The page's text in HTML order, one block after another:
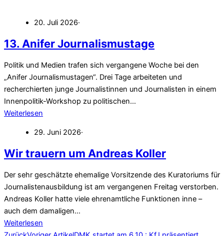
20. Juli 2026·
13. Anifer Journalismustage
Politik und Medien trafen sich vergangene Woche bei den
„Anifer Journalismustagen“. Drei Tage arbeiteten und
recherchierten junge Journalistinnen und Journalisten in einem
Innenpolitik-Workshop zu politischen…
Weiterlesen
29. Juni 2026·
Wir trauern um Andreas Koller
Der sehr geschätzte ehemalige Vorsitzende des Kuratoriums für
Journalistenausbildung ist am vergangenen Freitag verstorben.
Andreas Koller hatte viele ehrenamtliche Funktionen inne –
auch dem damaligen…
Weiterlesen